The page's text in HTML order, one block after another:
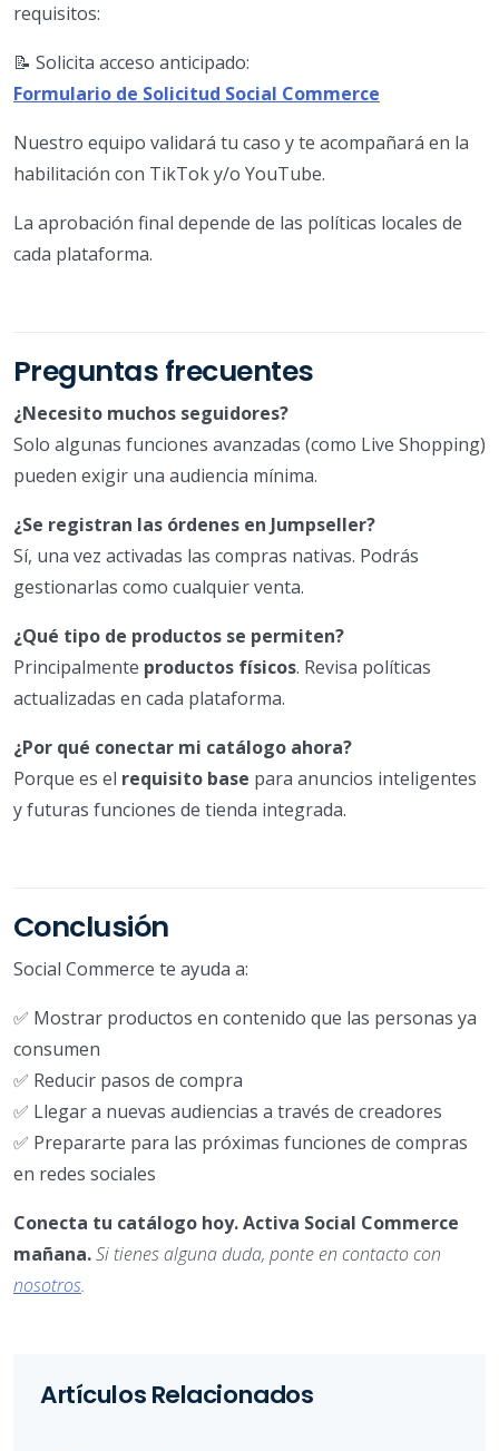
requisitos:
📝 Solicita acceso anticipado:
Formulario de Solicitud Social Commerce
Nuestro equipo validará tu caso y te acompañará en la
habilitación con TikTok y/o YouTube.
La aprobación final depende de las políticas locales de
cada plataforma.
Preguntas frecuentes
¿Necesito muchos seguidores?
Solo algunas funciones avanzadas (como Live Shopping)
pueden exigir una audiencia mínima.
¿Se registran las órdenes en Jumpseller?
Sí, una vez activadas las compras nativas. Podrás
gestionarlas como cualquier venta.
¿Qué tipo de productos se permiten?
Principalmente productos físicos. Revisa políticas
actualizadas en cada plataforma.
¿Por qué conectar mi catálogo ahora?
Porque es el requisito base para anuncios inteligentes
y futuras funciones de tienda integrada.
Conclusión
Social Commerce te ayuda a:
✅ Mostrar productos en contenido que las personas ya
consumen
✅ Reducir pasos de compra
✅ Llegar a nuevas audiencias a través de creadores
✅ Prepararte para las próximas funciones de compras
en redes sociales
Conecta tu catálogo hoy. Activa Social Commerce
mañana.Si tienes alguna duda, ponte en contacto con
nosotros.
Artículos Relacionados